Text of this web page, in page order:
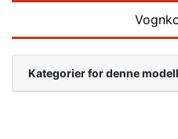
Kategorier for denne